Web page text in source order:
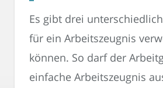
Es gibt drei
für ein Arbeitszeugnis
können. So darf der
einfache Arbeitszeugnis